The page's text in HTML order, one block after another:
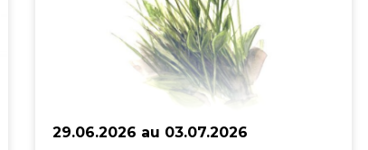
29.06.2026 au 03.07.2026